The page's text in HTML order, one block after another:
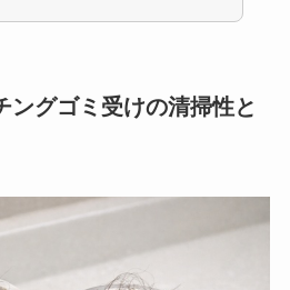
ングゴミ受けの清掃性と